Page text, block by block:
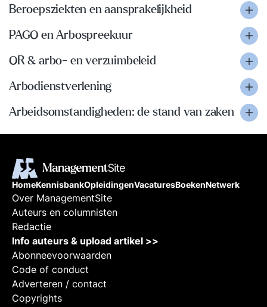
Beroepsziekten en aansprakelijkheid
PAGO en Arbospreekuur
OR & arbo- en verzuimbeleid
Arbodienstverlening
Arbeidsomstandigheden: de stand van zaken
HomeKennisbankOpleidingenVacaturesBoekenNetwerk
Over ManagementSite
Auteurs en columnisten
Redactie
Info auteurs & upload artikel >>
Abonneevoorwaarden
Code of conduct
Adverteren / contact
Copyrights